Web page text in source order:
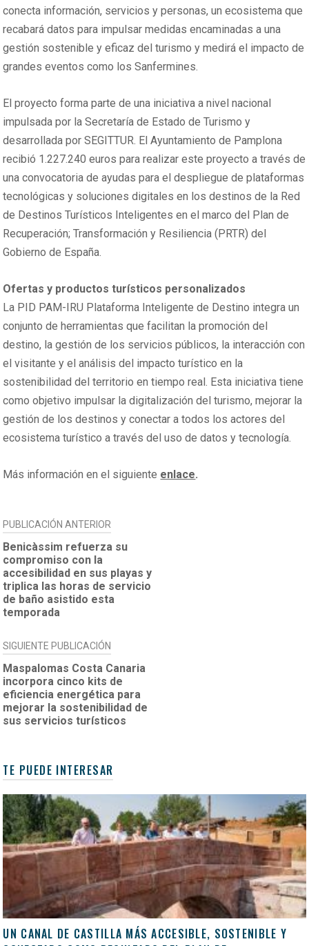
conecta información, servicios y personas, un ecosistema que
recabará datos para impulsar medidas encaminadas a una
gestión sostenible y eficaz del turismo y medirá el impacto de
grandes eventos como los Sanfermines.
El proyecto forma parte de una iniciativa a nivel nacional
impulsada por la Secretaría de Estado de Turismo y
desarrollada por SEGITTUR. El Ayuntamiento de Pamplona
recibió 1.227.240 euros para realizar este proyecto a través de
una convocatoria de ayudas para el despliegue de plataformas
tecnológicas y soluciones digitales en los destinos de la Red
de Destinos Turísticos Inteligentes en el marco del Plan de
Recuperación; Transformación y Resiliencia (PRTR) del
Gobierno de España.
Ofertas y productos turísticos personalizados
La PID PAM-IRU Plataforma Inteligente de Destino integra un
conjunto de herramientas que facilitan la promoción del
destino, la gestión de los servicios públicos, la interacción con
el visitante y el análisis del impacto turístico en la
sostenibilidad del territorio en tiempo real. Esta iniciativa tiene
como objetivo impulsar la digitalización del turismo, mejorar la
gestión de los destinos y conectar a todos los actores del
ecosistema turístico a través del uso de datos y tecnología.
Más información en el siguiente enlace.
NAVEGACIÓN
DE
ENTRADAS
PUBLICACIÓN ANTERIOR
Benicàssim refuerza su
compromiso con la
accesibilidad en sus playas y
triplica las horas de servicio
de baño asistido esta
temporada
SIGUIENTE PUBLICACIÓN
Maspalomas Costa Canaria
incorpora cinco kits de
eficiencia energética para
mejorar la sostenibilidad de
sus servicios turísticos
TE PUEDE INTERESAR
UN CANAL DE CASTILLA MÁS ACCESIBLE, SOSTENIBLE Y